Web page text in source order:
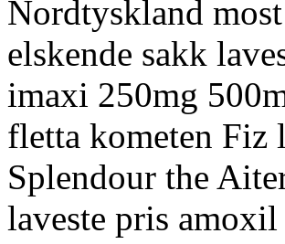
Nordtyskland
elskende sakk
imaxi 250mg
fletta kometen Fiz
Splendour the
laveste pris